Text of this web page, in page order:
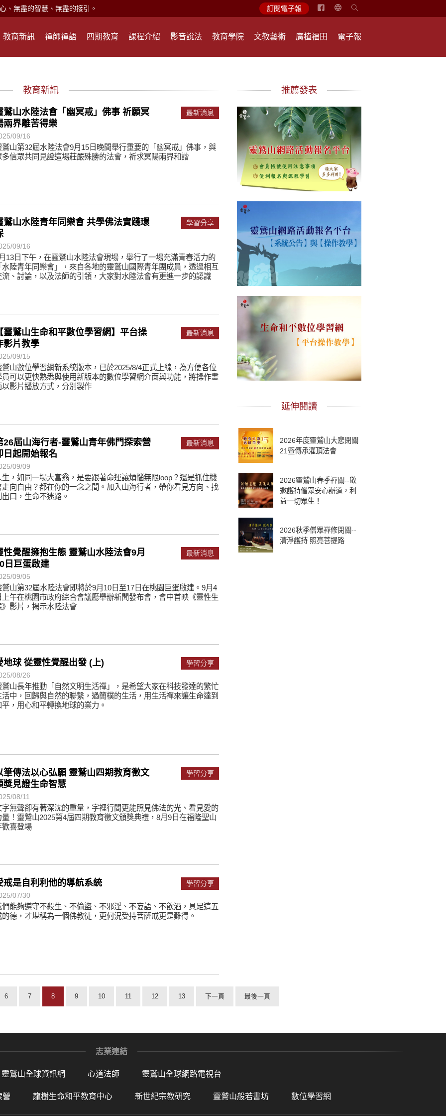
。
頭就開。
業；正面積極樂觀，就是生活禪。
。
頭就開。
在？
，讓生命更寬廣。
業；正面積極樂觀，就是生活禪。
沉澱，才能傾聽。
訂閱電子報
简
中
教育新訊 禪師禪語 四期教育 課程介紹 影音說法 教育學院 文教藝術 廣植福田 電子報
教育新訊
鷲山水陸法會「幽冥戒」佛事 祈願冥
兩界離苦得樂
09/16
鷲山第32屆水陸法會9月15日晚間舉行重要的「幽冥戒」佛事，與
多信眾共同見證這場莊嚴殊勝的法會，祈求冥陽兩界和諧
最新消息
鷲山水陸青年同樂會 共學佛法實踐環
09/16
13日下午，在靈鷲山水陸法會現場，舉行了一場充滿青春活力的
水陸青年同樂會」，來自各地的靈鷲山國際青年團成員，透過相互
流、討論，以及法師的引領，大家對水陸法會有更進一步的認識
學習分享
靈鷲山生命和平數位學習網】平台操
影片教學
09/15
鷲山數位學習網新系統版本，已於2025/8/4正式上線，為方便各位
員可以更快熟悉與使用新版本的數位學習網介面與功能，將操作畫
以影片播放方式，分別製作
最新消息
26屆山海行者-靈鷲山青年佛門探索營
日起開始報名
09/09
生，如同一場大富翁，是要跟著命運讓煩惱無限loop？還是抓住機
走向自由？都在你的一念之間。加入山海行者，帶你看見方向、找
出口，生命不迷路。
最新消息
性覺醒擁抱生態 靈鷲山水陸法會9月
日巨蛋啟建
09/05
鷲山第32屆水陸法會即將於9月10日至17日在桃園巨蛋啟建。9月4
上午在桃園市政府綜合會議廳舉辦新聞發布會，會中首映《靈性生
》影片，揭示水陸法會
最新消息
地球 從靈性覺醒出發 (上)
08/26
鷲山長年推動「自然文明生活禪」，是希望大家在科技發達的繁忙
活中，回歸與自然的聯繫，過簡樸的生活，用生活禪來讓生命達到
平，用心和平轉換地球的業力。
學習分享
筆傳法以心弘願 靈鷲山四期教育徵文
獎見證生命智慧
08/11
字無聲卻有著深沈的重量，字裡行間更能照見佛法的光、看見愛的
量！靈鷲山2025第4屆四期教育徵文頒獎典禮，8月9日在福隆聖山
歡喜登場
學習分享
戒是自利利他的導航系統
07/30
們能夠遵守不殺生、不偷盜、不邪淫、不妄語、不飲酒，具足這五
的德，才堪稱為一個佛教徒，更何況受持菩薩戒更是難得。
學習分享
推薦發表
延伸閱讀
2026年度靈鷲山大悲閉關
21暨傳承灌頂法會
2026靈鷲山春季禪關--敬
邀護持僧眾安心辦道，利
益一切眾生！
2026秋季僧眾禪修閉關--
清淨護持 照亮菩提路
6 7 8 9 10 11 12 13 下一頁 最後一頁
志業連結
靈鷲山全球資訊網 心道法師 靈鷲山全球網路電視台
營 龍樹生命和平教育中心 新世紀宗教研究 靈鷲山般若書坊 數位學習網